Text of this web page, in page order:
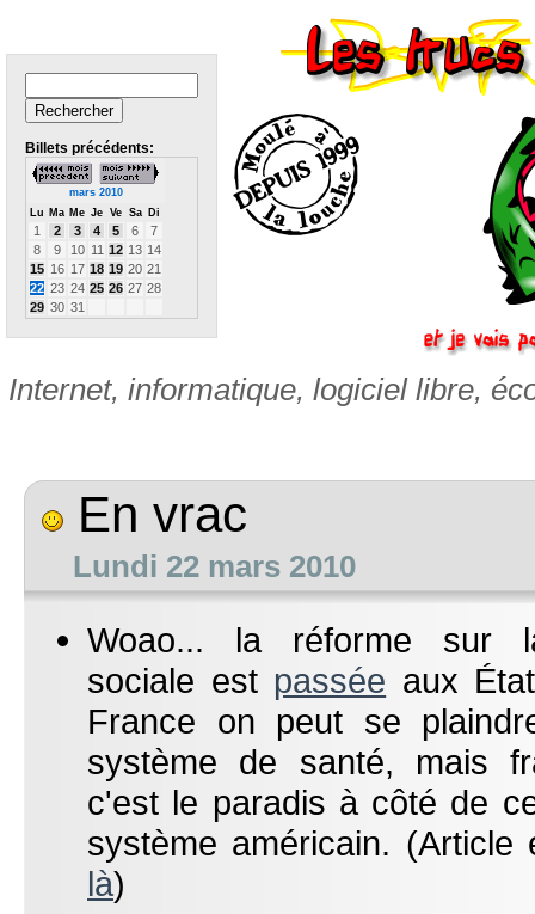
Billets précédents:
mars 2010
Lu Ma Me Je Ve Sa Di
1 2 3 4 5 6
7
8
9 10 11 12 13 14
15 16 17 18 19 20 21
22 23 24 25 26 27 28
29 30 31
Internet, informatique, logiciel libre,
En vrac
Lundi 22 mars 2010
Woao... la réforme sur
sociale est passée aux
France on peut se
système de santé, mais
c'est le paradis à côté de
système américain. (Article
là)